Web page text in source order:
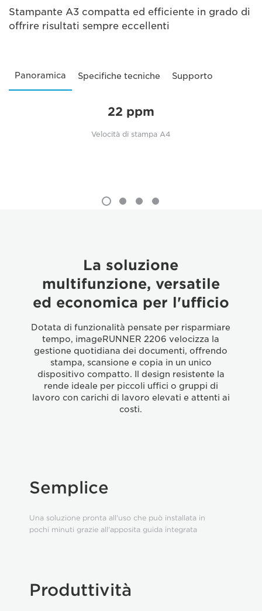
Stampante A3 compatta ed efficiente in grado di
offrire risultati sempre eccellenti
Panoramica Specifiche tecniche Supporto
22 ppm
Velocità di stampa A4
La soluzione
multifunzione, versatile
ed economica per l'ufficio
Dotata di funzionalità pensate per risparmiare
tempo, imageRUNNER 2206 velocizza la
gestione quotidiana dei documenti, offrendo
stampa, scansione e copia in un unico
dispositivo compatto. Il design resistente la
rende ideale per piccoli uffici o gruppi di
lavoro con carichi di lavoro elevati e attenti ai
costi.
Semplice
Una soluzione pronta all'uso che può installata in
pochi minuti grazie all'apposita guida integrata
Produttività